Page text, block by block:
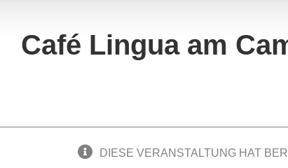
Café Lingua am
DIESE VERANSTALTUNG HAT